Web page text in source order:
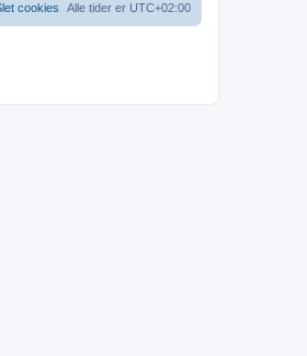
Alle tider er UTC+02:00
cookies